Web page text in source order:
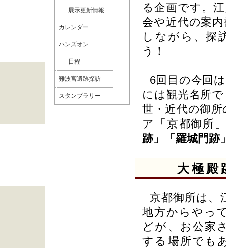
展示更新情報
カレンダー
ハンズオン
日程
難波宮遺跡探訪
スタンプラリー
る企画です。
会や近代の案
しながら、探
う！
6回目の今回
には観光名所
世・近代の御
ア「京都御所
跡」「羅城門跡
大極殿
京都御所は、
地方からやっ
どが、お公家
する場所でも